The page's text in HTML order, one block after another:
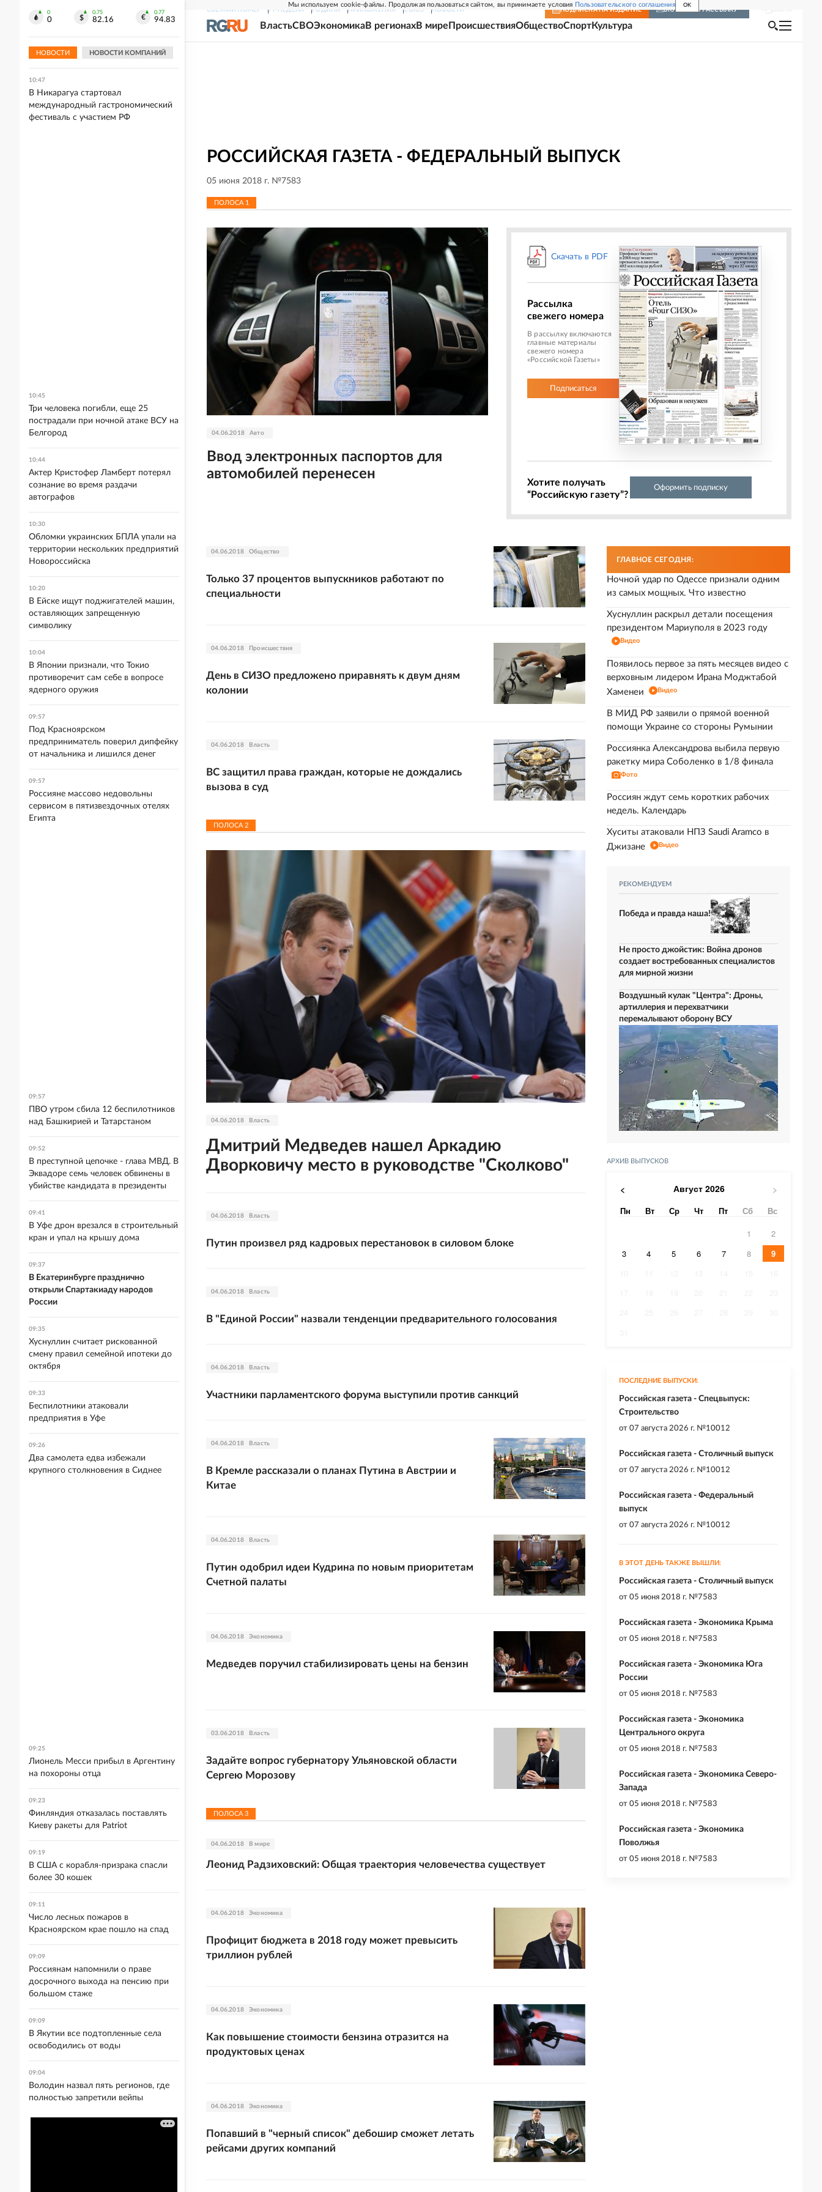
Мы используем cookie-файлы. Продолжая пользоваться сайтом, вы принимаете условия Пользовательского соглашения OK
СВЕЖИЙ НОМЕР РГ-НЕДЕЛЯ РОДИНА ПРИЛОЖЕНИЯ СОЮЗ НОВОСТИ ПОДПИСКА НА ИЗДАНИЕ ВКЛЮЧИТЬ РАССЫЛКУ
ВластьСВОЭкономикаВ регионахВ мире ПроисшествияОбществоСпортКультура
РОССИЙСКАЯ ГАЗЕТА - ФЕДЕРАЛЬНЫЙ ВЫПУСК
05 июня 2018 г. №7583
ПОЛОСА 1
04.06.2018 Авто
Ввод электронных паспортов для
автомобилей перенесен
Скачать в PDF
Рассылка
свежего номера
В рассылку включаются
главные материалы
свежего номера
«Российской Газеты»
Подписаться
Хотите получать
“Российскую газету”?
Оформить подписку
04.06.2018 Общество
Только 37 процентов выпускников работают по
специальности
04.06.2018 Происшествия
День в СИЗО предложено приравнять к двум дням
колонии
04.06.2018 Власть
ВС защитил права граждан, которые не дождались
вызова в суд
ПОЛОСА 2
04.06.2018 Власть
Дмитрий Медведев нашел Аркадию
Дворковичу место в руководстве "Сколково"
04.06.2018 Власть
Путин произвел ряд кадровых перестановок в силовом блоке
04.06.2018 Власть
В "Единой России" назвали тенденции предварительного голосования
04.06.2018 Власть
Участники парламентского форума выступили против санкций
04.06.2018 Власть
В Кремле рассказали о планах Путина в Австрии и
Китае
04.06.2018 Власть
Путин одобрил идеи Кудрина по новым приоритетам
Счетной палаты
04.06.2018 Экономика
Медведев поручил стабилизировать цены на бензин
03.06.2018 Власть
Задайте вопрос губернатору Ульяновской области
Сергею Морозову
ПОЛОСА3
04.06.2018 В мире
Леонид Радзиховский: Общая траектория человечества существует
04.06.2018 Экономика
Профицит бюджета в 2018 году может превысить
триллион рублей
04.06.2018 Экономика
Как повышение стоимости бензина отразится на
продуктовых ценах
04.06.2018 Экономика
Попавший в "черный список" дебошир сможет летать
рейсами других компаний
ГЛАВНОЕ СЕГОДНЯ:
Ночной удар по Одессе признали одним
из самых мощных. Что известно
Хуснуллин раскрыл детали посещения
президентом Мариуполя в 2023 году
Видео
Появилось первое за пять месяцев видео с
верховным лидером Ирана Моджтабой
Хаменеи
Видео
В МИД РФ заявили о прямой военной
помощи Украине со стороны Румынии
Россиянка Александрова выбила первую
ракетку мира Соболенко в 1/8 финала
Фото
Россиян ждут семь коротких рабочих
недель. Календарь
Хуситы атаковали НПЗ Saudi Aramco в
Джизане
Видео
РЕКОМЕНДУЕМ
Победа и правда наша!
Не просто джойстик: Война дронов
создает востребованных специалистов
для мирной жизни
Воздушный кулак "Центра": Дроны,
артиллерия и перехватчики
перемалывают оборону ВСУ
АРХИВ ВЫПУСКОВ
< Август 2026 >
Пн Вт Ср Чт Пт Сб
Вс
1
2
3
4 5 6 7 8
9
ПОСЛЕДНИЕ ВЫПУСКИ:
Российская газета - Спецвыпуск:
Строительство
от 07 августа 2026 г. №10012
Российская газета - Столичный выпуск
от 07 августа 2026 г. №10012
Российская газета - Федеральный
выпуск
от 07 августа 2026 г. №10012
В ЭТОТ ДЕНЬ ТАКЖЕ ВЫШЛИ:
Российская газета - Столичный выпуск
от 05 июня 2018 г. №7583
Российская газета - Экономика Крыма
от 05 июня 2018 г. №7583
Российская газета - Экономика Юга
России
от 05 июня 2018 г. №7583
Российская газета - Экономика
Центрального округа
от 05 июня 2018 г. №7583
Российская газета - Экономика Северо-
Запада
от 05 июня 2018 г. №7583
Российская газета - Экономика
Поволжья
от 05 июня 2018 г. №7583
0
0
0.75
82.16
0.77
94.83
НОВОСТИ НОВОСТИ КОМПАНИЙ
10:56
станет ударом для Киева
10:47
В Никарагуа стартовал
международный гастрономический
фестиваль с участием РФ
10:45
Три человека погибли, еще 25
пострадали при ночной атаке ВСУ на
Белгород
10:44
Актер Кристофер Ламберт потерял
сознание во время раздачи
автографов
10:30
Обломки украинских БПЛА упали на
территории нескольких предприятий
Новороссийска
10:20
В Ейске ищут поджигателей машин,
оставляющих запрещенную
символику
10:04
В Японии признали, что Токио
противоречит сам себе в вопросе
ядерного оружия
09:57
Под Красноярском
предприниматель поверил дипфейку
от начальника и лишился денег
09:57
Россияне массово недовольны
сервисом в пятизвездочных отелях
Египта
09:57
ПВО утром сбила 12 беспилотников
над Башкирией и Татарстаном
09:52
В преступной цепочке - глава МВД. В
Эквадоре семь человек обвинены в
убийстве кандидата в президенты
09:41
В Уфе дрон врезался в строительный
кран и упал на крышу дома
09:37
В Екатеринбурге празднично
открыли Спартакиаду народов
России
09:35
Хуснуллин считает рискованной
смену правил семейной ипотеки до
октября
09:33
Беспилотники атаковали
предприятия в Уфе
09:26
Два самолета едва избежали
крупного столкновения в Сиднее
09:25
Лионель Месси прибыл в Аргентину
на похороны отца
09:23
Финляндия отказалась поставлять
Киеву ракеты для Patriot
09:19
В США с корабля-призрака спасли
более 30 кошек
09:11
Число лесных пожаров в
Красноярском крае пошло на спад
09:09
Россиянам напомнили о праве
досрочного выхода на пенсию при
большом стаже
09:09
В Якутии все подтопленные села
освободились от воды
09:04
Володин назвал пять регионов, где
полностью запретили вейпы